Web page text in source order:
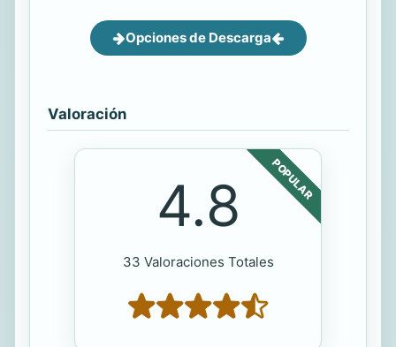
Opciones de Descarga
Valoración
POPULAR
4.8
33 Valoraciones Totales